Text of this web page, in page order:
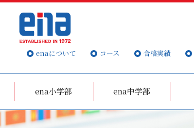
enaについて コース 合格実績
ena小学部 ena中学部